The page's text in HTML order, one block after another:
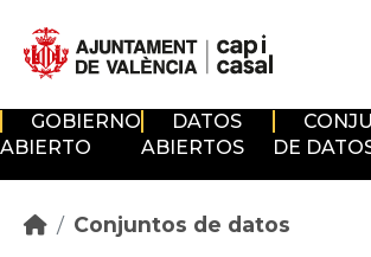
GOBIERNO
ABIERTO
DATOS
ABIERTOS
DE
Conjuntos de datos